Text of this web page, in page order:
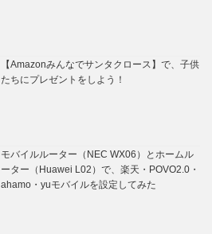
【Amazonみんなでサンタクロース】で、子供
たちにプレゼントをしよう！
モバイルルーター（NEC WX06）とホームル
ーター（Huawei L02）で、楽天・POVO2.0・
ahamo・yuモバイルを設定してみた